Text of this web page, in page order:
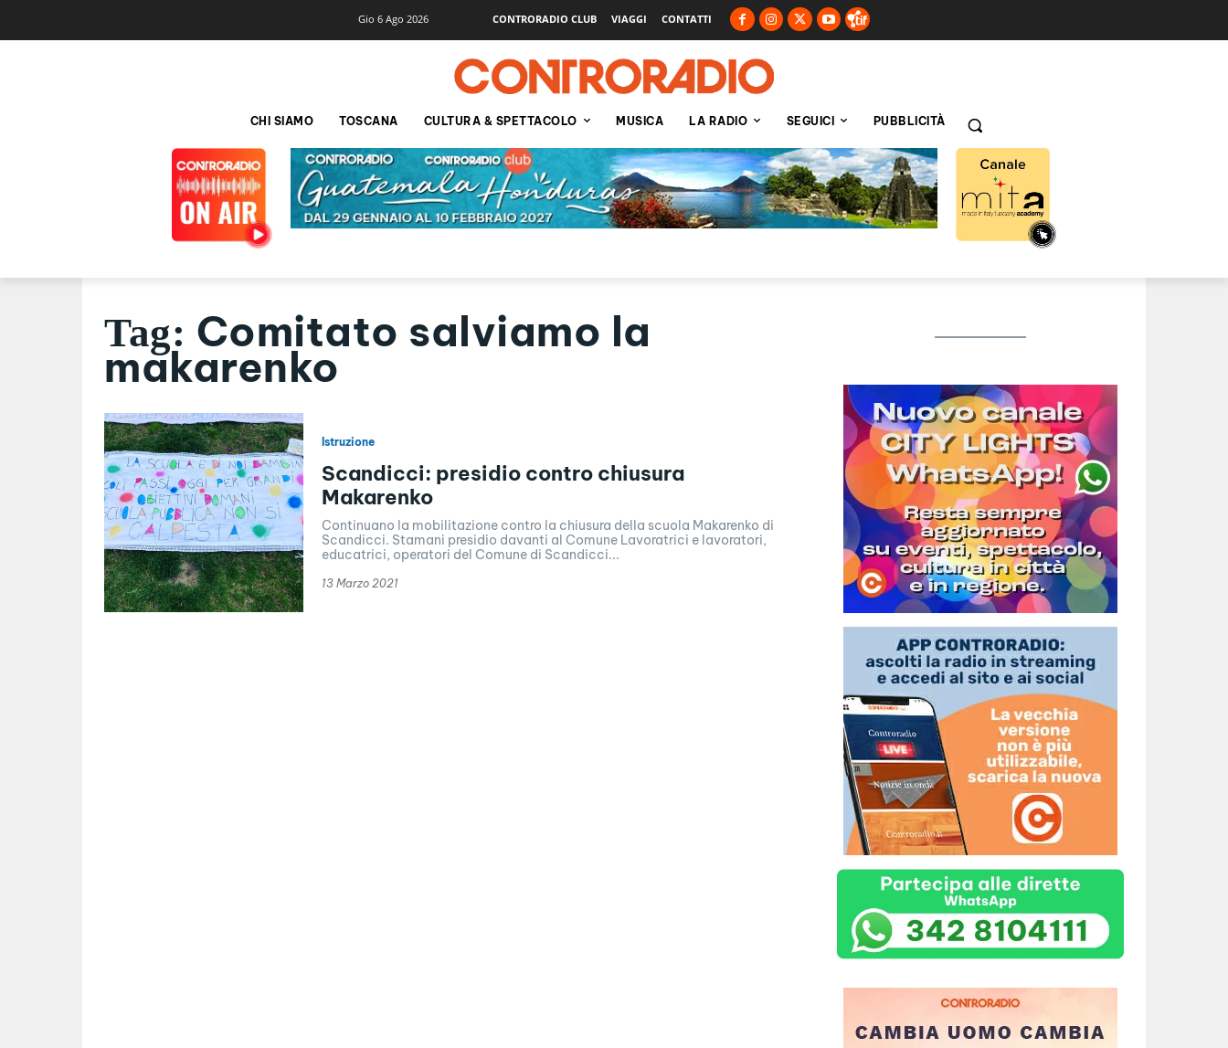
Gio 6 Ago 2026 CONTRORADIO CLUB VIAGGI CONTATTI
CHI SIAMO TOSCANA CULTURA & SPETTACOLO MUSICA LA RADIO SEGUICI PUBBLICITÀ
Tag: Comitato salviamo la
makarenko
Istruzione
Scandicci: presidio contro chiusura
Makarenko
Continuano la mobilitazione contro la chiusura della scuola Makarenko di
Scandicci. Stamani presidio davanti al Comune Lavoratrici e lavoratori,
educatrici, operatori del Comune di Scandicci...
13 Marzo 2021